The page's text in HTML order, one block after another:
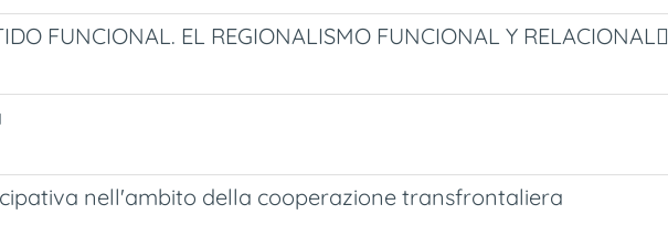
FUNCIONAL. EL REGIONALISMO FUNCIONAL Y RELACIONAL
nell'ambito della cooperazione transfrontaliera